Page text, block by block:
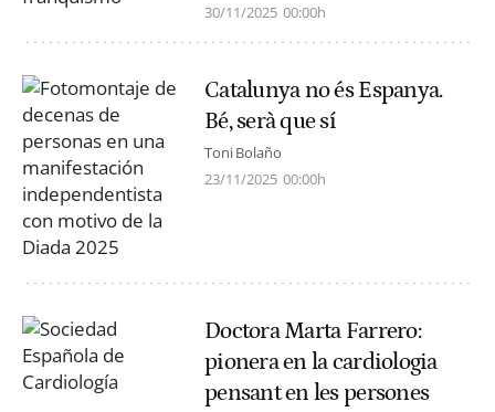
30/11/2025 00:00h
Catalunya no és Espanya.
Bé, serà que sí
Toni Bolaño
23/11/2025 00:00h
Doctora Marta Farrero:
pionera en la cardiologia
pensant en les persones